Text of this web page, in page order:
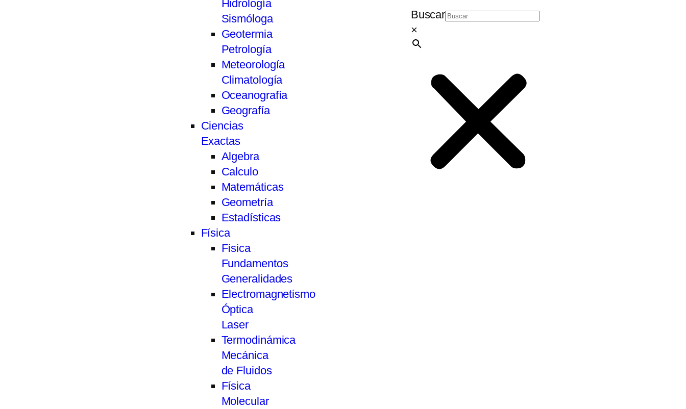
Hidrología
Sismóloga
Geotermia
Petrología
Meteorología
Climatología
Oceanografía
Geografía
Ciencias
Exactas
Algebra
Calculo
Matemáticas
Geometría
Estadísticas
Física
Física
Fundamentos
Generalidades
Electromagnetismo
Óptica
Laser
Termodinámica
Mecánica
de Fluidos
Física
Molecular
Buscar
×